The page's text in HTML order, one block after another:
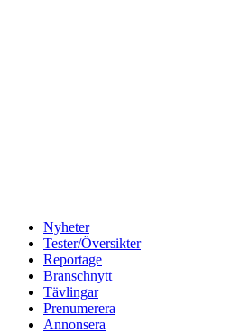
Nyheter
Tester/Översikter
Reportage
Branschnytt
Tävlingar
Prenumerera
Annonsera